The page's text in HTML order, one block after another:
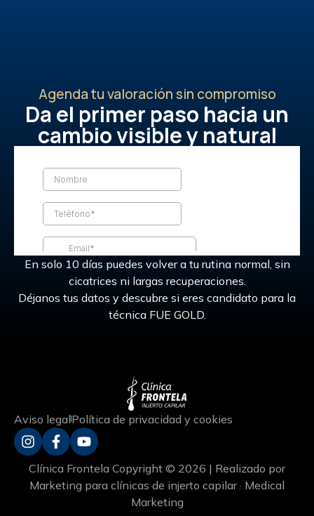
Agenda tu valoración sin compromiso
Da el primer paso hacia un
cambio visible y natural
En solo 10 días puedes volver a tu rutina normal, sin
cicatrices ni largas recuperaciones.
Déjanos tus datos y descubre si eres candidato para la
técnica FUE GOLD.
Aviso legalPolítica de privacidad y cookies
Clínica Frontela Copyright © 2026 | Realizado por
Marketing para clínicas de injerto capilar · Medical
Marketing